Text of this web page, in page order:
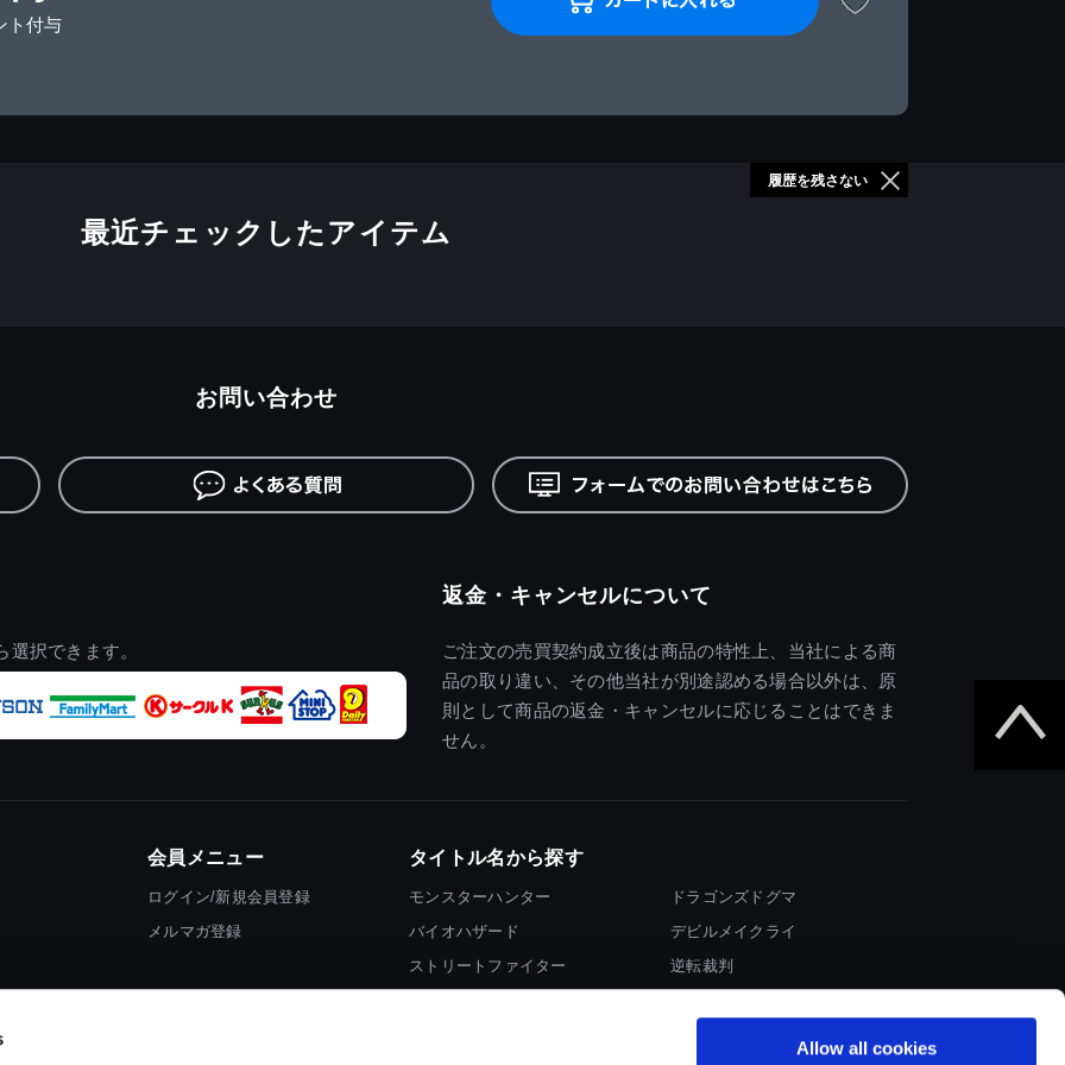
Allow all cookies
ト付与
最近チェックしたアイテム
履歴を残さない
択できます。
返金・キャンセルについて
ご注文の売買契約成立後は商品の特性上、当社による商
品の取り違い、その他当社が別途認める場合以外は、原
則として商品の返金・キャンセルに応じることはできま
せん。
お問い合わせ
会員メニュー
ログイン/新規会員登録
メルマガ登録
タイトル名から探す
モンスターハンター
バイオハザード
ストリートファイター
ドラゴンズドグマ
デビルメイクライ
逆転裁判